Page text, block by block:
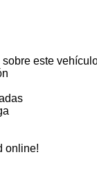
este
online!